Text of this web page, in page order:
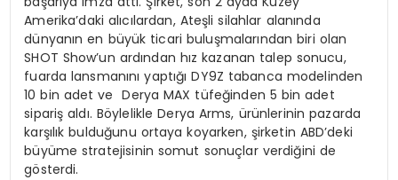
Amerika’daki alıcılardan, Ateşli silahlar alanında
dünyanın en büyük ticari buluşmalarından biri olan
SHOT Show’un ardından hız kazanan talep sonucu,
fuarda lansmanını yaptığı DY9Z tabanca modelinden
10 bin adet ve Derya MAX tüfeğinden 5 bin adet
sipariş aldı. Böylelikle Derya Arms, ürünlerinin pazarda
karşılık bulduğunu ortaya koyarken, şirketin ABD’deki
büyüme stratejisinin somut sonuçlar verdiğini de
gösterdi.